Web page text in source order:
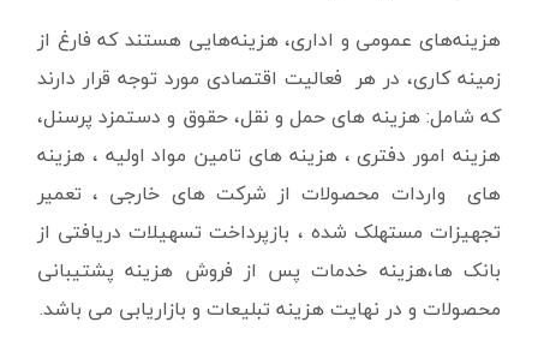
هزینه‌های عمومی و اداری، هزینه‌هایی هستند که فارغ از
زمینه کاری، در هر فعالیت اقتصادی مورد توجه قرار دارند
که شامل: هزینه های حمل و نقل، حقوق و دستمزد پرسنل،
هزینه امور دفتری ، هزینه های تامین مواد اولیه ، هزینه
های واردات محصولات از شرکت های خارجی ، تعمیر
تجهیزات مستهلک شده ، بازپرداخت تسهیلات دریافتی از
بانک ها،هزینه خدمات پس از فروش هزینه پشتیبانی
محصولات و در نهایت هزینه تبلیعات و بازاریابی می باشد.